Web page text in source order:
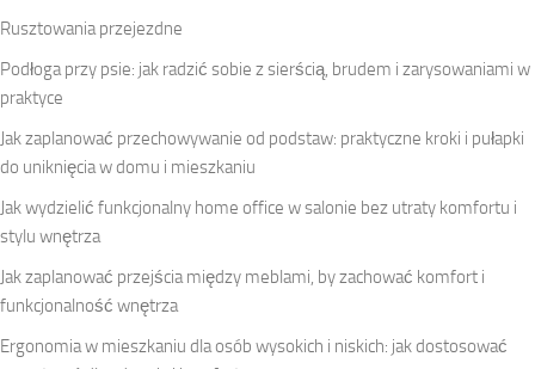
Rusztowania przejezdne
Podłoga przy psie: jak radzić sobie z sierścią, brudem i zarysowaniami w
praktyce
Jak zaplanować przechowywanie od podstaw: praktyczne kroki i pułapki
do uniknięcia w domu i mieszkaniu
Jak wydzielić funkcjonalny home office w salonie bez utraty komfortu i
stylu wnętrza
Jak zaplanować przejścia między meblami, by zachować komfort i
funkcjonalność wnętrza
Ergonomia w mieszkaniu dla osób wysokich i niskich: jak dostosować